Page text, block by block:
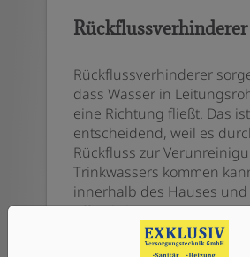
Rückflussverhinderer
Rückflussverhinderer
dass Wasser in
eine Richtung fließt. Das ist
entscheidend, weil es
Rückfluss zur
Trinkwassers kommen
innerhalb des Hauses und
öffentlichen